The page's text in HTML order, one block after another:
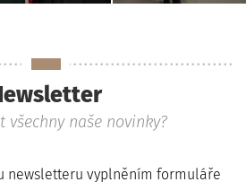
všechny naše novinky?
newsletteru vyplněním formuláře